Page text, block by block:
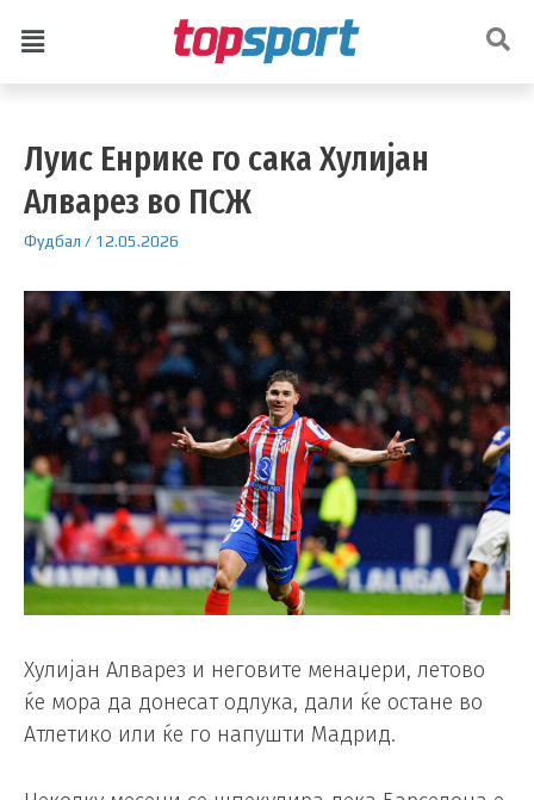
Луис Енрике го сака Хулијан
Алварез во ПСЖ
Фудбал / 12.05.2026
Хулијан Алварез и неговите менаџери, летово
ќе мора да донесат одлука, дали ќе остане во
Атлетико или ќе го напушти Мадрид.